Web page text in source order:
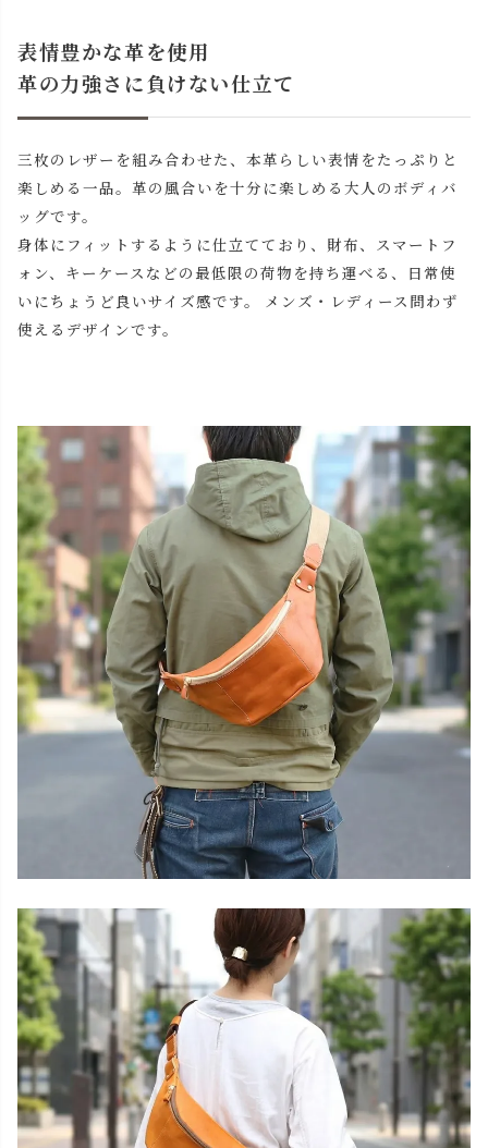
表情豊かな革を使用
革の力強さに負けない仕立て
三枚のレザーを組み合わせた、本革らしい表情をたっぷりと
楽しめる一品。革の風合いを十分に楽しめる大人のボディバ
ッグです。
身体にフィットするように仕立てており、財布、スマートフ
ォン、キーケースなどの最低限の荷物を持ち運べる、日常使
いにちょうど良いサイズ感です。 メンズ・レディース問わず
使えるデザインです。